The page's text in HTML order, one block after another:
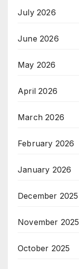
July 2026
June 2026
May 2026
April 2026
March 2026
February 2026
January 2026
December 2025
November 2025
October 2025